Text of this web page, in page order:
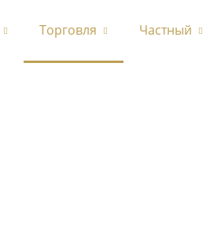
Торговля Частный